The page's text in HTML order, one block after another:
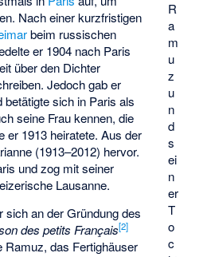
R
a
m
u
z
u
n
d
s
ei
n
er
T
o
c
Nach einer kurzfristigen
beim russischen
er 1904 nach Paris
über den Dichter
Jedoch gab er
betätigte sich in Paris als
seine Frau kennen, die
er 1913 heiratete. Aus der
(1913–2012) hervor.
und zog mit seiner
Lausanne.
sich an der Gründung des
des petits Français[2]
Ramuz, das Fertighäuser